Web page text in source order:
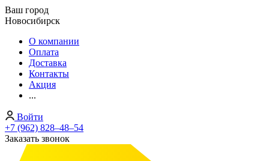
Ваш город
Новосибирск
О компании
Оплата
Доставка
Контакты
Акция
...
Войти
+7 (962) 828‒48‒54
Заказать звонок